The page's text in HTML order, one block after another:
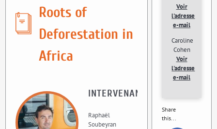
Roots of
Deforestation in
Africa
INTERVENANT
Raphaël
Soubeyran
Voir
l'adresse
e-mail
Caroline
Cohen
Voir
l'adresse
e-mail
Share
this...